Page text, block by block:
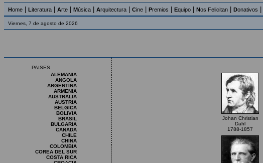
Home Literatura Arte Música Arquitectura Cine Premios Equipo Nos Felicitan Donativos
Viernes, 7 de agosto de 2026
PAISES
ALEMANIA
ANGOLA
ARGENTINA
ARMENIA
AUSTRALIA
AUSTRIA
BELGICA
BOLIVIA
BRASIL
BULGARIA
CANADA
CHILE
CHINA
COLOMBIA
COREA DEL SUR
COSTA RICA
Johan Christian
Dahl
1788-1857